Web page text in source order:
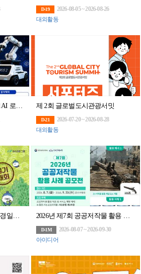
D-19
2026-08-05 ~ 2026-08-26
대외활동
제 2회 글로벌도시관광서밋
D-21
2026-07-20 ~ 2026-08-28
대외활동
D-1M
2026-08-07 ~ 2026-09-30
아이디어